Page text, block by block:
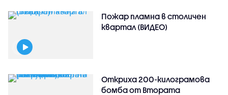
Пожар пламна в столичен
квартал (ВИДЕО)
Откриха 200-килограмова
бомба от Втората